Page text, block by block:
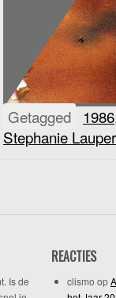
Getagged 1986
Stephanie
Is de
REACTIES
clismo op